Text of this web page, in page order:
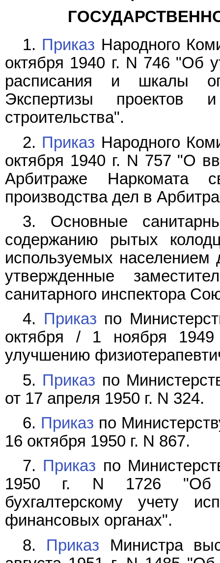
1. Приказ Народного
октября 1940 г. N 746 "Об
расписания и шкалы
Экспертизы проектов
строительства".
2. Приказ Народного
октября 1940 г. N 757 "О
Арбитраже
производства дел в
3. Основные
содержанию рытых
используемых населением
утвержденные
санитарного инспектора
4. Приказ по
октября / 1 ноября
улучшению
5. Приказ по
от 17 апреля 1950 г. N 324.
6. Приказ по
16 октября 1950 г. N 867.
7. Приказ по
1950 г. N 1726 "Об
бухгалтерскому учету
финансовых органах".
8. Приказ Министра